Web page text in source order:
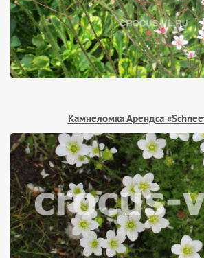
Камнеломка Арендса